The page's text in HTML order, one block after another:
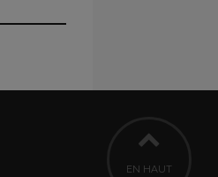
EN HAUT